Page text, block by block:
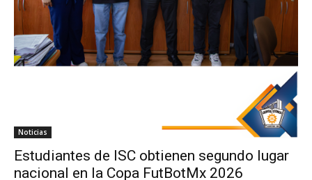
Noticias
Estudiantes de ISC obtienen segundo lugar
nacional en la Copa FutBotMx 2026